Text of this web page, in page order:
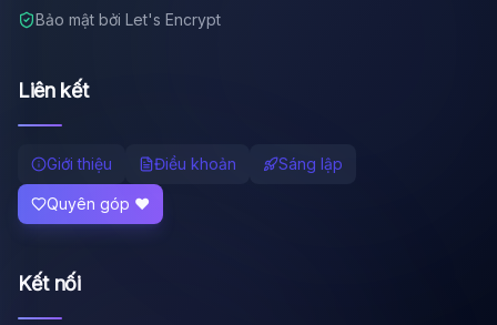
Bảo mật bởi Let's Encrypt
Liên kết
Giới thiệu Điều khoản Sáng lập
Quyên góp ❤️
Kết nối